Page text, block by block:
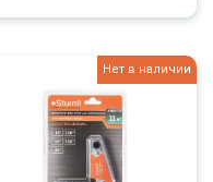
Нет в наличии